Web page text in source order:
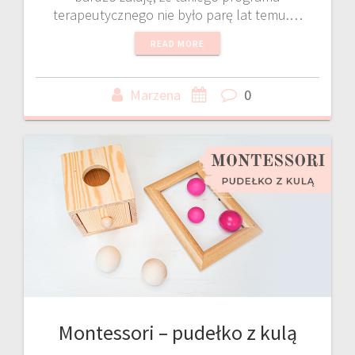
terapeutycznego nie było parę lat temu.…
READ MORE
Marzena 0
Montessori – pudełko z kulą